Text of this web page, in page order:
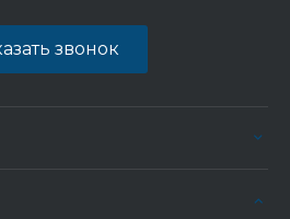
звонок